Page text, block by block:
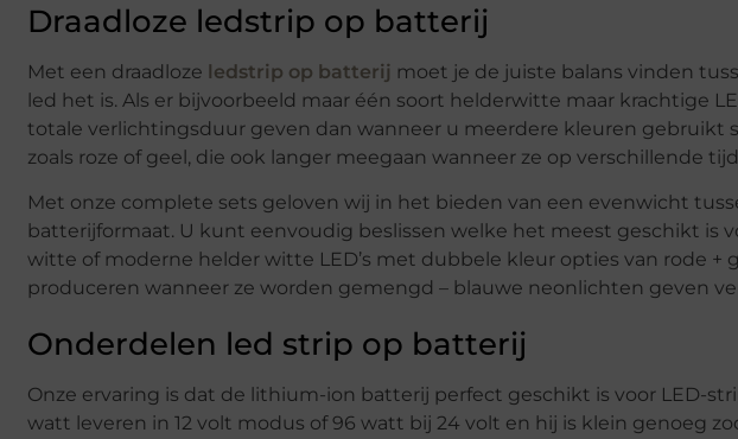
Draadloze ledstrip op batterij
Met een draadloze ledstrip op batterij moet je de juiste balans vinden
led het is. Als er bijvoorbeeld maar één soort helderwitte maar krachtige
totale verlichtingsduur geven dan wanneer u meerdere kleuren gebruikt
zoals roze of geel, die ook langer meegaan wanneer ze op verschillende
Met onze complete sets geloven wij in het bieden van een evenwicht
batterijformaat. U kunt eenvoudig beslissen welke het meest geschikt is
witte of moderne helder witte LED’s met dubbele kleur opties van rode +
produceren wanneer ze worden gemengd – blauwe neonlichten geven
Onderdelen led strip op batterij
Onze ervaring is dat de lithium-ion batterij perfect geschikt is voor LED-
watt leveren in 12 volt modus of 96 watt bij 24 volt en hij is klein genoeg